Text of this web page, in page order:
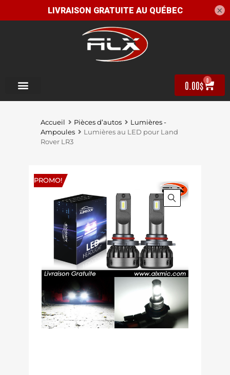
0.00$ 0
Accueil Pièces d’autos
Lumières -
Ampoules
Lumières au LED pour Land
Rover LR3
PROMO!
×